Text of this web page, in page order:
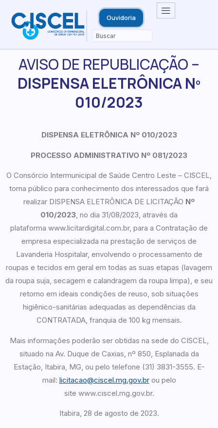
Ouvidoria
AVISO DE REPUBLICAÇÃO –
DISPENSA ELETRÔNICA Nº
010/2023
DISPENSA ELETRÔNICA Nº 010/2023
PROCESSO ADMINISTRATIVO Nº 081/2023
O Consórcio Intermunicipal de Saúde Centro Leste – CISCEL,
torna público para conhecimento dos interessados que fará
realizar DISPENSA ELETRÔNICA DE LICITAÇÃO Nº
010/2023, no dia 31/08/2023, através da
plataforma www.licitardigital.com.br, para a Contratação de
empresa especializada na prestação de serviços de
Lavanderia Hospitalar, envolvendo o processamento de
roupas e tecidos em geral em todas as suas etapas (lavagem
da roupa suja, secagem e calandragem da roupa limpa), e seu
retorno em ideais condições de reuso, sob situações
higiênico-sanitárias adequadas as dependências da
CONTRATADA, franquia de 100 kg mensais.
Mais informações poderão ser obtidas na sede do CISCEL,
situado na Av. Duque de Caxias, nº 850, Esplanada da
Estação, Itabira, MG, ou pelo telefone (31) 3831-3555. E-
mail: licitacao@ciscel.mg.gov.brou pelo
site www.ciscel.mg.gov.br.
Itabira, 28 de agosto de 2023.